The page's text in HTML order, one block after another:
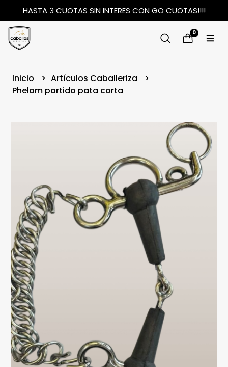
HASTA 3 CUOTAS SIN INTERES CON GO CUOTAS!!!!
0
Inicio
Artículos Caballeriza
Phelam partido pata corta